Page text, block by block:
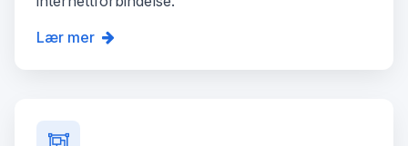
Lær mer